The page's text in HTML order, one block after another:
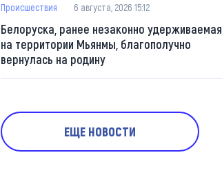
Происшествия 6 августа, 2026 15:12
Белоруска, ранее незаконно удерживаемая
на территории Мьянмы, благополучно
вернулась на родину
ЕЩЕ НОВОСТИ